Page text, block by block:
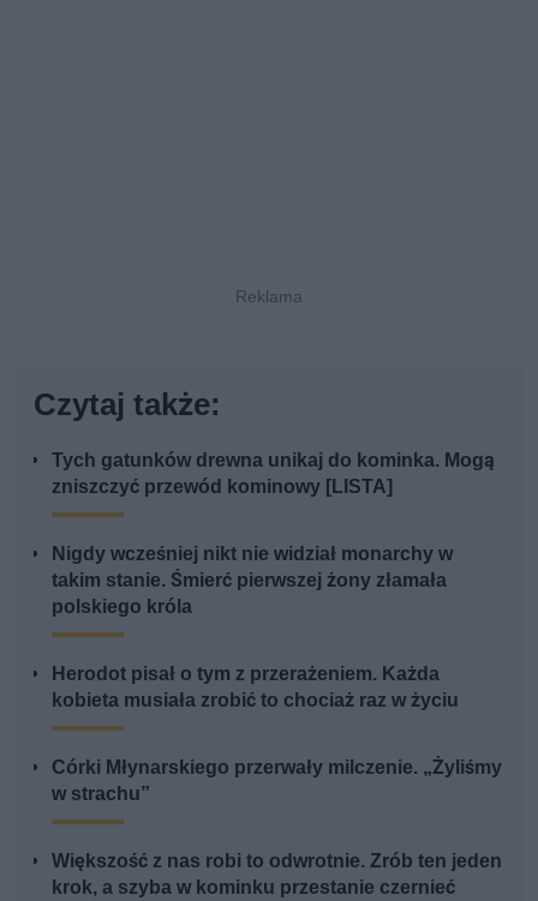
Czytaj także:
Tych gatunków drewna unikaj do kominka. Mogą
zniszczyć przewód kominowy [LISTA]
Nigdy wcześniej nikt nie widział monarchy w
takim stanie. Śmierć pierwszej żony złamała
polskiego króla
Herodot pisał o tym z przerażeniem. Każda
kobieta musiała zrobić to chociaż raz w życiu
Córki Młynarskiego przerwały milczenie. „Żyliśmy
w strachu”
Większość z nas robi to odwrotnie. Zrób ten jeden
krok, a szyba w kominku przestanie czernieć